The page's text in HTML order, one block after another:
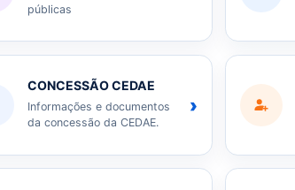
públicas
CONCESSÃO CEDAE
Informações e documentos
da concessão da CEDAE.
›